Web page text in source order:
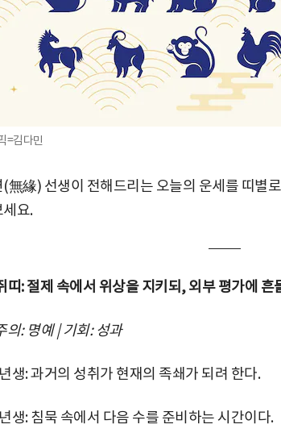
=김다민
(無緣) 선생이 전해드리는 오늘의 운세를 띠별
요.
띠: 절제 속에서 위상을 지키되, 외부 평가에 흔
: 명예 | 기회: 성과
생: 과거의 성취가 현재의 족쇄가 되려 한다.
생: 침묵 속에서 다음 수를 준비하는 시간이다.